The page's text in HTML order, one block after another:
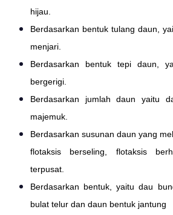
hijau.
Berdasarkan bentuk tulang daun,
menjari.
Berdasarkan bentuk tepi daun,
bergerigi.
Berdasarkan jumlah daun yaitu
majemuk.
Berdasarkan susunan daun yang
flotaksis berseling, flotaksis
terpusat.
Berdasarkan bentuk, yaitu dau
bulat telur dan daun bentuk jantung